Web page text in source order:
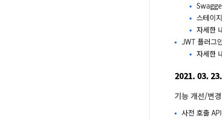
스테이
자세한
JWT 플러그
자세한
2021. 03. 23.
기능 개선/변경
사전 호출